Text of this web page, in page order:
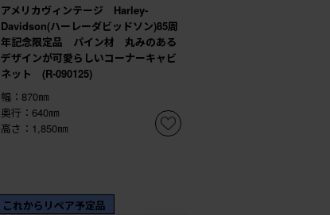
アメリカヴィンテージ Harley-
Davidson(ハーレーダビッドソン)85周
年記念限定品 パイン材 丸みのある
デザインが可愛らしいコーナーキャビ
ネット (R-090125)
幅：870㎜
奥行：640㎜
高さ：1,850㎜
これからリペア予定品